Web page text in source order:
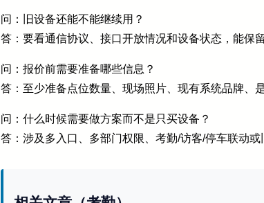
问：旧设备还能不能继续用？
答：要看通信协议、接口开放情况和设备状态，能保
问：报价前需要准备哪些信息？
答：至少准备点位数量、现场照片、现有系统品牌、
问：什么时候需要做方案而不是只买设备？
答：涉及多入口、多部门权限、考勤/访客/停车联动